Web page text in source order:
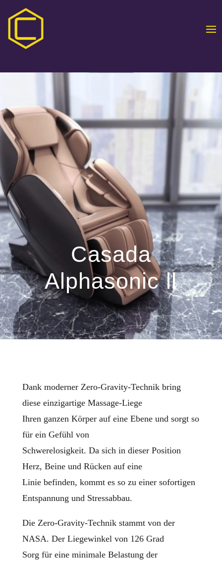
Casada
Alphasonic ll
Dank moderner Zero-Gravity-Technik bring
diese einzigartige Massage-Liege
Ihren ganzen Körper auf eine Ebene und sorgt so
für ein Gefühl von
Schwerelosigkeit. Da sich in dieser Position
Herz, Beine und Rücken auf eine
Linie befinden, kommt es so zu einer sofortigen
Entspannung und Stressabbau.
Die Zero-Gravity-Technik stammt von der
NASA. Der Liegewinkel von 126 Grad
Sorg für eine minimale Belastung der